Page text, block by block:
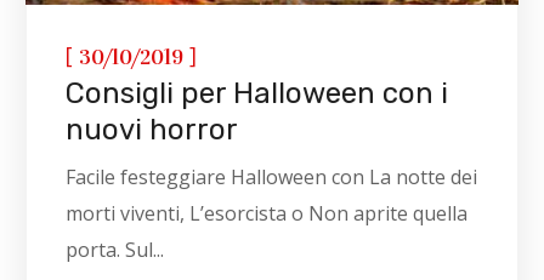
[ 30/10/2019 ]
Consigli per Halloween con i
nuovi horror
Facile festeggiare Halloween con La notte dei
morti viventi, L’esorcista o Non aprite quella
porta. Sul...